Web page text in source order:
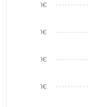
1€
1€
1€
1€